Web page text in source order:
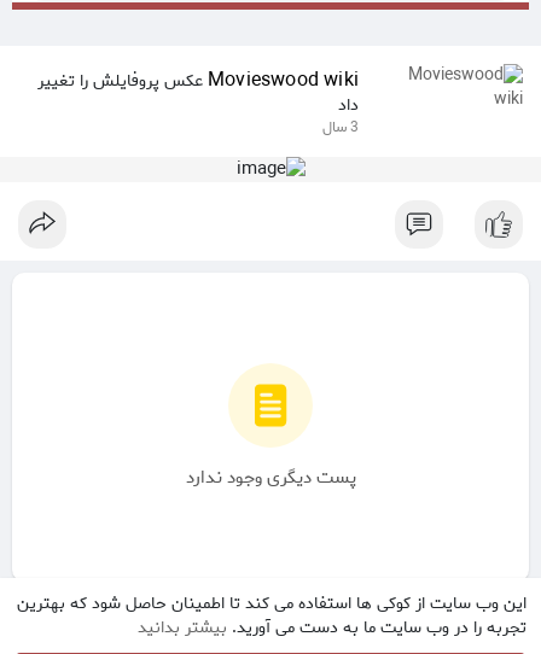
این وب سایت از کوکی ها استفاده می کند تا اطمینان حاصل شود که بهترین
تجربه را در وب سایت ما به دست می آورید. بیشتر بدانید
Movieswood wiki عکس پروفایلش را تغییر
داد
3 سال
پست دیگری وجود ندارد